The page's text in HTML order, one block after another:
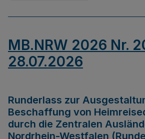
MB.NRW 2026 Nr.
28.07.2026
Runderlass zur
Beschaffung von
durch die Zentralen
Nordrhein-Westfalen